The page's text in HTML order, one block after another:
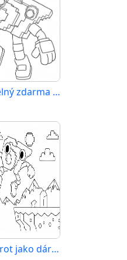
Tisknutelný zdarma 67 Brainrot
67 Brainrot jako dárek